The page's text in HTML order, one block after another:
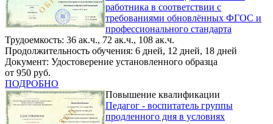
работника в соответствии с
требованиями обновлённых ФГОС и
профессионального стандарта
Трудоемкость: 36 ак.ч., 72 ак.ч., 108 ак.ч.
Продолжительность обучения: 6 дней, 12 дней, 18 дней
Документ: Удостоверение установленного образца
от 950 руб.
ПОДРОБНО
Повышение квалификации
Педагог - воспитатель группы
продленного дня в условиях